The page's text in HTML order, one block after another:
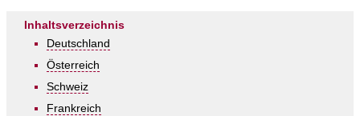
Inhaltsverzeichnis
Deutschland
Österreich
Schweiz
Frankreich